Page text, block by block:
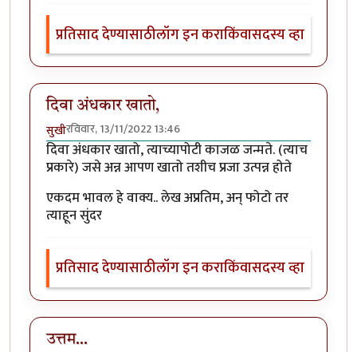
प्रतिसाद देण्यासाठीलॉग इन कराकिंवासदस्य व्हा
दिवा अंधकार खातो,
सुखीरविवार, 13/11/2022 13:46
दिवा अंधकार खातो, त्याच्यापोटी काजळ जन्मते. (त्याच
प्रकारे) जसे अन्न आपण खातो तशीच प्रजा उत्पन्न होते
एकदम भावल हे वाक्य.. लेख अप्रतिम, अन् फोटो तर
त्याहून सुंदर
प्रतिसाद देण्यासाठीलॉग इन कराकिंवासदस्य व्हा
उत्तम...